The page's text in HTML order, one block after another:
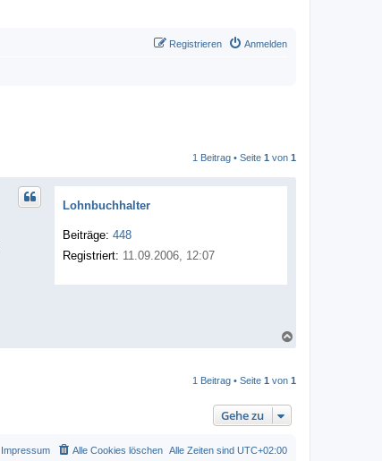
Anmelden
Registrieren
1 Beitrag • Seite 1 von 1
Lohnbuchhalter
Beiträge: 448
Registriert: 11.09.2006, 12:07
a
o
1 Beitrag • Seite 1 von 1
Gehe zu
Alle Zeiten sind UTC+02:00
Alle Cookies löschen
Impressum